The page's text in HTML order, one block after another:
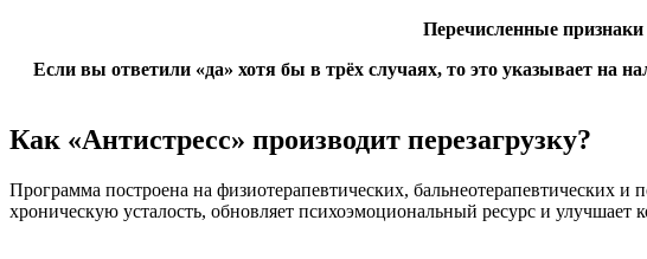
Перечисленные
Если вы ответили «да» хотя бы в трёх случаях, то это указывает на
Как «Антистресс» производит перезагрузку?
Программа построена на физиотерапевтических, бальнеотерапевтических и
хроническую усталость, обновляет психоэмоциональный ресурс и улучшает